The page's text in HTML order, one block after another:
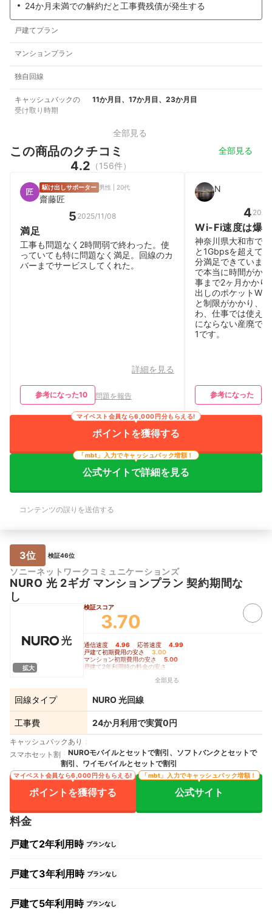
24か月未満での解約だと工事費残債が発生する
戸建てプラン
マンションプラン
独自回線
キャッシュバックの
受け取り時期
11か月目、17か月目、23か月目
全部見る
この商品のクチコミ 全部見る
4.2 （156件）
駆け出しサポーター 男性 | 20代
齋藤匠
5 2025/11/08
満足
工事も問題なく2時間弱で終わった。使
っていても特に問題なく満足。回線のカ
バーまでサービスしてくれた。
詳細を見る
参考になった10 問題を報告
N
4
Wi-Fi速度は爆
神奈川県大和市で
と1Gbpsを超えて
分満足できていま
で本当に時間がか
事まで2ヶ月かか
出しのポケットWi-
と制限がかかり、
わ、仕事では使え
にならない産廃で
1です。
参考になった
ポイントを獲得する
マイベスト会員なら6,000円分もらえる!
公式サイトで詳細を見る
「mbt」入力でキャッシュバック増額！
コンテンツの誤りを送信する
3位 検証46位
ソニーネットワークコミュニケーションズ
NURO 光 2ギガ マンションプラン 契約期間な
し
拡大
検証スコア
3.70
通信速度 4.96 応答速度 4.99
戸建て初期費用の安さ 3.00
マンション初期費用の安さ 5.00
戸建て2年利用時の料金の安さ
戸建て5年利用時の料金の安さ -｜
マンション2年利用時の料金の安さ
マンション3年利用時の料金の安さ
マンション5年利用時の料金の安さ
Wi-Fiルーターレンタルの充実度 4.90
全部見る
回線タイプ NURO 光回線
工事費 24か月利用で実質0円
キャッシュバックあり
スマホセット割
NUROモバイルとセットで割引、ソフトバンクとセットで
割引、ワイモバイルとセットで割引
ポイントを獲得する
マイベスト会員なら6,000円分もらえる!
公式サイト
「mbt」入力でキャッシュバック増額！
料金
戸建て2年利用時 プランなし
戸建て3年利用時 プランなし
戸建て5年利用時 プランなし